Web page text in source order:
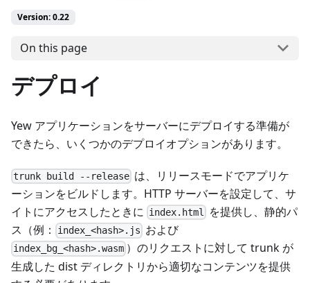
Version: 0.22
On this page
デプロイ
Yew アプリケーションをサーバーにデプロイする準備が
できたら、いくつかのデプロイオプションがあります。
trunk build --release は、リリースモードでアプリケ
ーションをビルドします。HTTP サーバーを設定して、サ
イトにアクセスしたときに index.html
を提供し、静的パ
ス（例：
index_<hash>.js および
index_bg_<hash>.wasm ）のリクエストに対して trunk が
生成した dist ディレクトリから適切なコンテンツを提供